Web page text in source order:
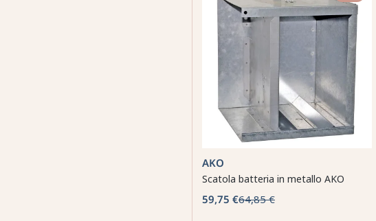
AKO
Scatola batteria in metallo AKO
59,75 €64,85 €